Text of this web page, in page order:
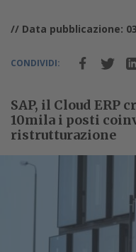
// Data pubblicazione:
CONDIVIDI:
SAP, il Cloud ERP
10mila i posti
ristrutturazione